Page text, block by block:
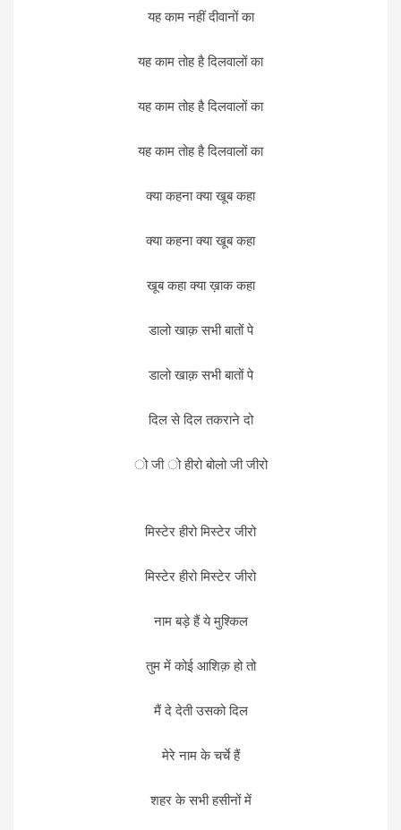
यह काम नहीं दीवानों का
यह काम तोह है दिलवालों का
यह काम तोह है दिलवालों का
यह काम तोह है दिलवालों का
क्या कहना क्या खूब कहा
क्या कहना क्या खूब कहा
खूब कहा क्या ख़ाक कहा
डालो खाक़ सभी बातों पे
डालो खाक़ सभी बातों पे
दिल से दिल तकराने दो
ो जी ो हीरो बोलो जी जीरो
मिस्टेर हीरो मिस्टेर जीरो
मिस्टेर हीरो मिस्टेर जीरो
नाम बड़े हैं ये मुश्किल
तुम में कोई आशिक़ हो तो
मैं दे देती उसको दिल
मेरे नाम के चर्चे हैं
शहर के सभी हसीनों में